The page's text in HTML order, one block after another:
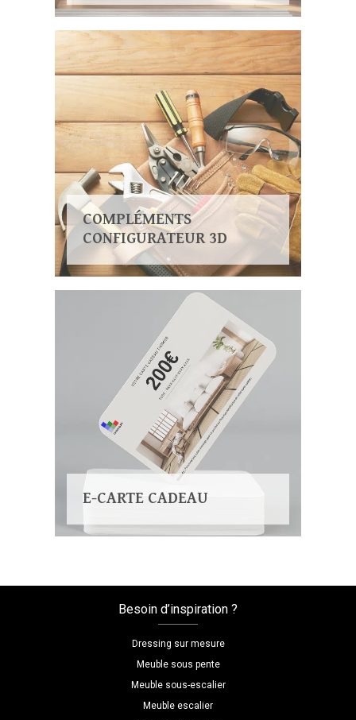
COMPLÉMENTS
CONFIGURATEUR 3D
E-CARTE CADEAU
Besoin d’inspiration ?
Dressing sur mesure
Meuble sous pente
Meuble sous-escalier
Meuble escalier